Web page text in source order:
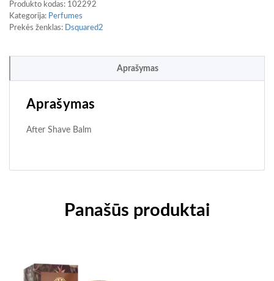
Produkto kodas: 102292
Kategorija: Perfumes
Prekės ženklas: Dsquared2
Aprašymas
Aprašymas
After Shave Balm
Panašūs produktai